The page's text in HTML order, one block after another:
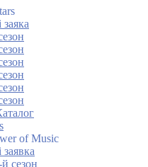
of Music
сезон